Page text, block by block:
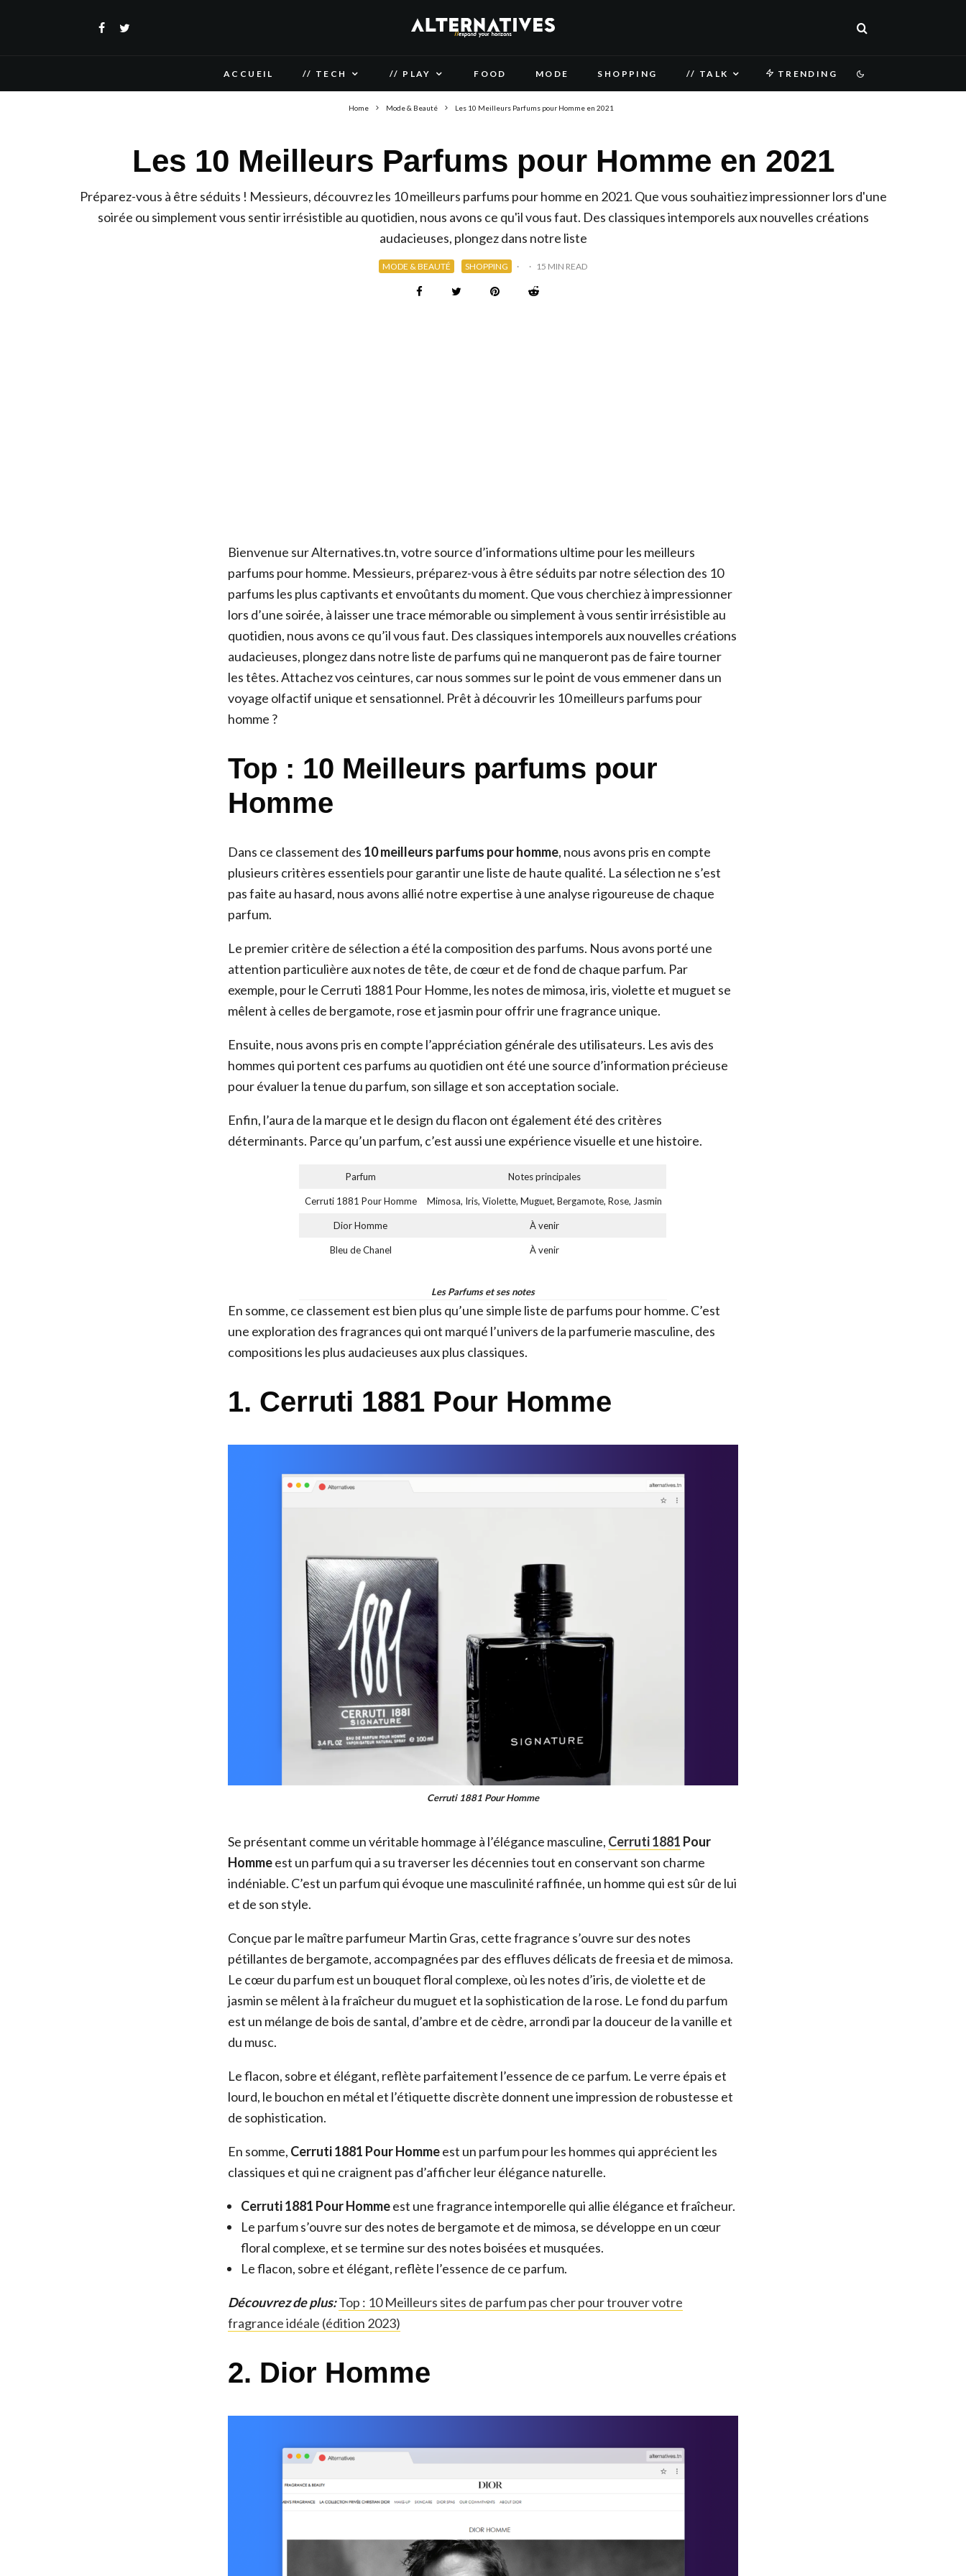
ACCUEIL // TECH // PLAY FOOD MODE SHOPPING // TALK TRENDING
Home Mode & Beauté Les 10 Meilleurs Parfums pour Homme en 2021
Les 10 Meilleurs Parfums pour Homme en 2021
Préparez-vous à être séduits ! Messieurs, découvrez les 10 meilleurs parfums pour homme en 2021. Que vous souhaitiez impressionner lors d'une
soirée ou simplement vous sentir irrésistible au quotidien, nous avons ce qu'il vous faut. Des classiques intemporels aux nouvelles créations
audacieuses, plongez dans notre liste
MODE & BEAUTÉ SHOPPING · · 15 MIN READ
Bienvenue sur Alternatives.tn, votre source d’informations ultime pour les meilleurs
parfums pour homme. Messieurs, préparez-vous à être séduits par notre sélection des 10
parfums les plus captivants et envoûtants du moment. Que vous cherchiez à impressionner
lors d’une soirée, à laisser une trace mémorable ou simplement à vous sentir irrésistible au
quotidien, nous avons ce qu’il vous faut. Des classiques intemporels aux nouvelles créations
audacieuses, plongez dans notre liste de parfums qui ne manqueront pas de faire tourner
les têtes. Attachez vos ceintures, car nous sommes sur le point de vous emmener dans un
voyage olfactif unique et sensationnel. Prêt à découvrir les 10 meilleurs parfums pour
homme ?
Top : 10 Meilleurs parfums pour
Homme
Dans ce classement des 10 meilleurs parfums pour homme, nous avons pris en compte
plusieurs critères essentiels pour garantir une liste de haute qualité. La sélection ne s’est
pas faite au hasard, nous avons allié notre expertise à une analyse rigoureuse de chaque
parfum.
Le premier critère de sélection a été la composition des parfums. Nous avons porté une
attention particulière aux notes de tête, de cœur et de fond de chaque parfum. Par
exemple, pour le Cerruti 1881 Pour Homme, les notes de mimosa, iris, violette et muguet se
mêlent à celles de bergamote, rose et jasmin pour offrir une fragrance unique.
Ensuite, nous avons pris en compte l’appréciation générale des utilisateurs. Les avis des
hommes qui portent ces parfums au quotidien ont été une source d’information précieuse
pour évaluer la tenue du parfum, son sillage et son acceptation sociale.
Enfin, l’aura de la marque et le design du flacon ont également été des critères
déterminants. Parce qu’un parfum, c’est aussi une expérience visuelle et une histoire.
Parfum Notes principales
Cerruti 1881 Pour Homme Mimosa, Iris, Violette, Muguet, Bergamote, Rose, Jasmin
Dior Homme À venir
Bleu de Chanel À venir
Les Parfums et ses notes
En somme, ce classement est bien plus qu’une simple liste de parfums pour homme. C’est
une exploration des fragrances qui ont marqué l’univers de la parfumerie masculine, des
compositions les plus audacieuses aux plus classiques.
1. Cerruti 1881 Pour Homme
Cerruti 1881 Pour Homme
Se présentant comme un véritable hommage à l’élégance masculine, Cerruti 1881 Pour
Hommeest un parfum qui a su traverser les décennies tout en conservant son charme
indéniable. C’est un parfum qui évoque une masculinité raffinée, un homme qui est sûr de lui
et de son style.
Conçue par le maître parfumeur Martin Gras, cette fragrance s’ouvre sur des notes
pétillantes de bergamote, accompagnées par des effluves délicats de freesia et de mimosa.
Le cœur du parfum est un bouquet floral complexe, où les notes d’iris, de violette et de
jasmin se mêlent à la fraîcheur du muguet et la sophistication de la rose. Le fond du parfum
est un mélange de bois de santal, d’ambre et de cèdre, arrondi par la douceur de la vanille et
du musc.
Le flacon, sobre et élégant, reflète parfaitement l’essence de ce parfum. Le verre épais et
lourd, le bouchon en métal et l’étiquette discrète donnent une impression de robustesse et
de sophistication.
En somme, Cerruti 1881 Pour Hommeest un parfum pour les hommes qui apprécient les
classiques et qui ne craignent pas d’afficher leur élégance naturelle.
Cerruti 1881 Pour Hommeest une fragrance intemporelle qui allie élégance et fraîcheur.
Le parfum s’ouvre sur des notes de bergamote et de mimosa, se développe en un cœur
floral complexe, et se termine sur des notes boisées et musquées.
Le flacon, sobre et élégant, reflète l’essence de ce parfum.
Découvrez de plus:Top : 10 Meilleurs sites de parfum pas cher pour trouver votre
fragrance idéale (édition 2023)
2. Dior Homme